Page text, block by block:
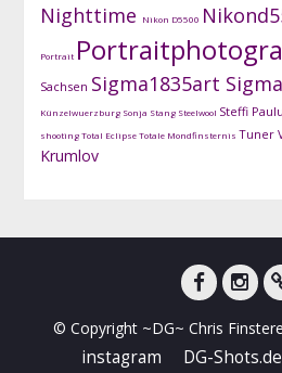
Nighttime Nikon D5500
Portrait
Sachsen Sigma1835art
Künzelwuerzburg Sonja Stang Steelwool Steffi
shootingTotal EclipseTotale Mondfinsternis Tuner
Krumlov
© Copyright ~DG~ Chris
instagram DG-Shots.de